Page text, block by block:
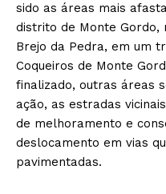
sido as áreas mais
distrito de Monte Gordo,
Brejo da Pedra, em um
Coqueiros de Monte
finalizado, outras áreas
ação, as estradas
de melhoramento e
deslocamento em vias
pavimentadas.